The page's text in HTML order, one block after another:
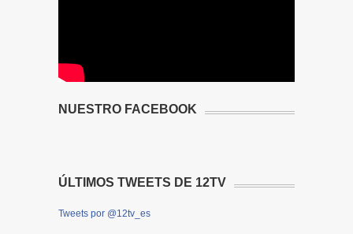
NUESTRO FACEBOOK
ÚLTIMOS TWEETS DE 12TV
Tweets por @12tv_es